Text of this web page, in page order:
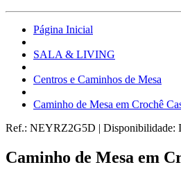
Página Inicial
SALA & LIVING
Centros e Caminhos de Mesa
Caminho de Mesa em Crochê
Ref.: NEYRZ2G5D | Disponibilidade:
Caminho de Mesa em